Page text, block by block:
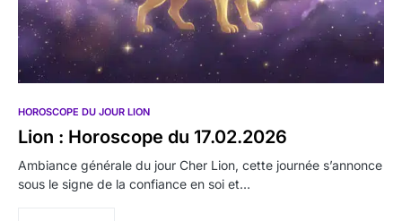
HOROSCOPE DU JOUR LION
Lion : Horoscope du 17.02.2026
Ambiance générale du jour Cher Lion, cette journée s’annonce
sous le signe de la confiance en soi et…